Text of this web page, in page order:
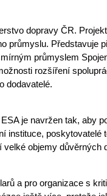
dopravy ČR.
průmyslu. Představuje
průmyslem
rozšíření
dodavatelé.
je navržen tak, aby
instituce, poskytovatelé
objemy důvěrných
a pro organizace s